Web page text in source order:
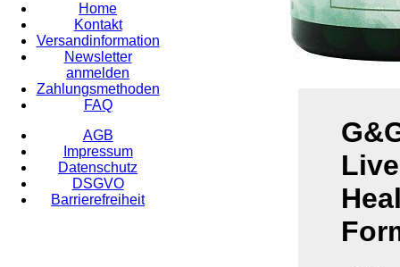
Home
Kontakt
Versandinformation
Newsletter
anmelden
Zahlungsmethoden
FAQ
AGB
Impressum
Datenschutz
DSGVO
Barrierefreiheit